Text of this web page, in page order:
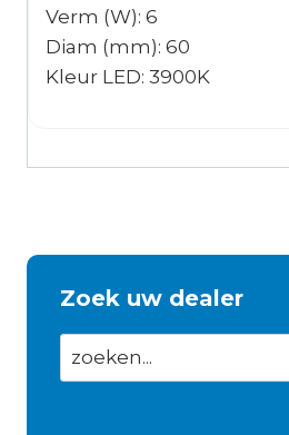
Verm (W): 6
Diam (mm): 60
Kleur LED: 3900K
Zoek uw dealer